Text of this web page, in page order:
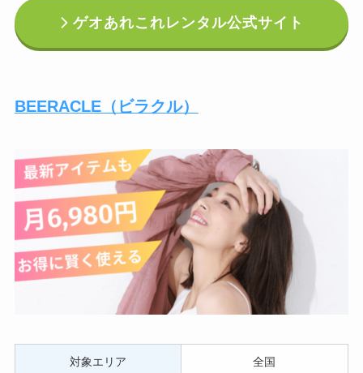
ゲオあれこれレンタル公式サイト
BEERACLE（ビラクル）
対象エリア 全国